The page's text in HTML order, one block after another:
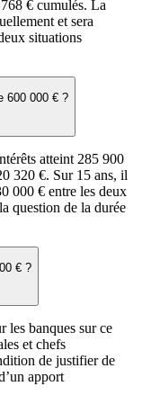
€ cumulés. La
et sera
situations
600 000 € ?
atteint 285 900
320 €. Sur 15 ans, il
000 € entre les deux
question de la durée
€ ?
les banques sur ce
et chefs
de justifier de
apport